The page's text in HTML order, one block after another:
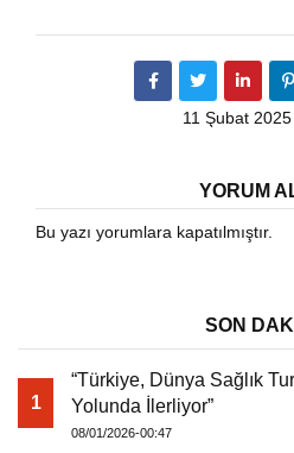
11 Şubat
YORUM
Bu yazı yorumlara kapatılmıştır.
SON
1
“Türkiye, Dünya Sağlık
Yolunda İlerliyor”
08/01/2026-00:47